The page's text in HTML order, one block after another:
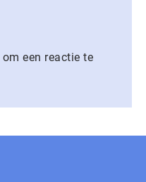
om een reactie te